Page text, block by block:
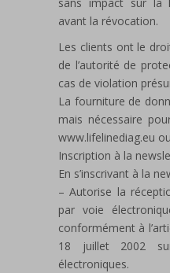
avant la révocation.
Les clients ont le
de l’autorité de
cas de violation
La fourniture de
mais nécessaire
www.lifelinediag.eu
Inscription à la
En s’inscrivant à la
– Autorise la
par voie
conformément à
18 juillet 2002
électroniques.